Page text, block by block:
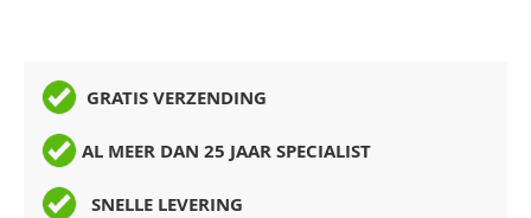
GRATIS VERZENDING
AL MEER DAN 25 JAAR SPECIALIST
SNELLE LEVERING